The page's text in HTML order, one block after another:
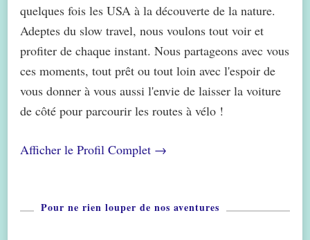
quelques fois les USA à la découverte de la nature.
Adeptes du slow travel, nous voulons tout voir et
profiter de chaque instant. Nous partageons avec vous
ces moments, tout prêt ou tout loin avec l'espoir de
vous donner à vous aussi l'envie de laisser la voiture
de côté pour parcourir les routes à vélo !
Afficher le Profil Complet →
Pour ne rien louper de nos aventures